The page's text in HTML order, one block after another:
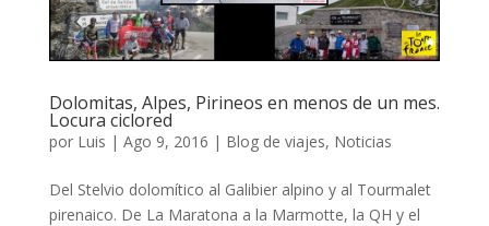
Dolomitas, Alpes, Pirineos en menos de un mes.
Locura ciclored
por Luis | Ago 9, 2016 | Blog de viajes, Noticias
Del Stelvio dolomítico al Galibier alpino y al Tourmalet
pirenaico. De La Maratona a la Marmotte, la QH y el